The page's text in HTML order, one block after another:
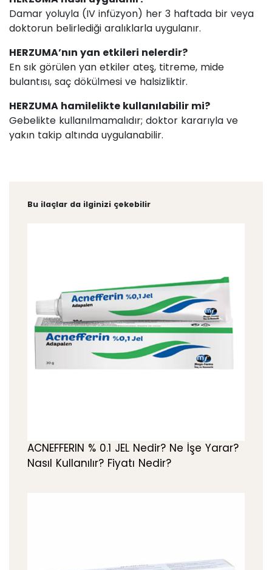
Damar yoluyla (IV infüzyon) her 3 haftada bir veya
doktorun belirlediği aralıklarla uygulanır.
HERZUMA’nın yan etkileri nelerdir?
En sık görülen yan etkiler ateş, titreme, mide
bulantısı, saç dökülmesi ve halsizliktir.
HERZUMA hamilelikte kullanılabilir mi?
Gebelikte kullanılmamalıdır; doktor kararıyla ve
yakın takip altında uygulanabilir.
Bu ilaçlar da ilginizi çekebilir
ACNEFFERIN % 0.1 JEL Nedir? Ne İşe Yarar?
Nasıl Kullanılır? Fiyatı Nedir?